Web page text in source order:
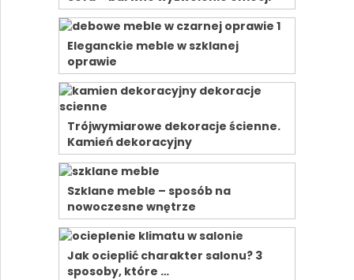
Eleganckie meble w szklanej
oprawie
Trójwymiarowe dekoracje ścienne.
Kamień dekoracyjny
Szklane meble – sposób na
nowoczesne wnętrze
Jak ocieplić charakter salonu? 3
sposoby, które …